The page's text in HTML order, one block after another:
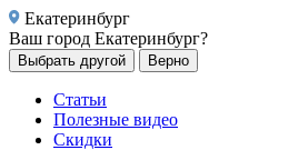
Екатеринбург
Ваш город Екатеринбург?
Выбрать другой Верно
Статьи
Полезные видео
Скидки